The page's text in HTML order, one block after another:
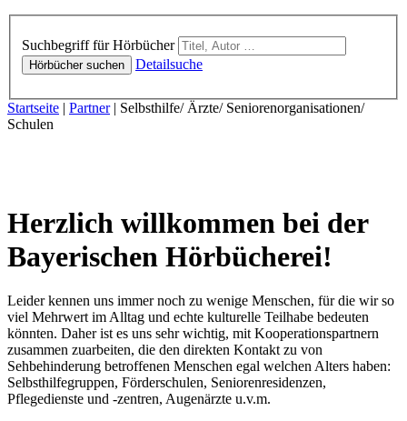
Suchbegriff für Hörbücher
Hörbücher suchen Detailsuche
Sie sind hier:
Startseite | Partner| Selbsthilfe/ Ärzte/ Seniorenorganisationen/
Schulen
Herzlich willkommen bei der
Bayerischen Hörbücherei!
Leider kennen uns immer noch zu wenige Menschen, für die wir so
viel Mehrwert im Alltag und echte kulturelle Teilhabe bedeuten
könnten. Daher ist es uns sehr wichtig, mit Kooperationspartnern
zusammen zuarbeiten, die den direkten Kontakt zu von
Sehbehinderung betroffenen Menschen egal welchen Alters haben:
Selbsthilfegruppen, Förderschulen, Seniorenresidenzen,
Pflegedienste und -zentren, Augenärzte u.v.m.